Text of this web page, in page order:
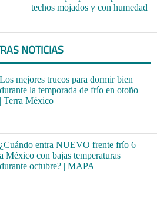
techos mojados y con humedad
NOTICIAS
Los mejores trucos para dormir bien
durante la temporada de frío en otoño
| Terra México
¿Cuándo entra NUEVO frente frío 6
a México con bajas temperaturas
durante octubre? | MAPA